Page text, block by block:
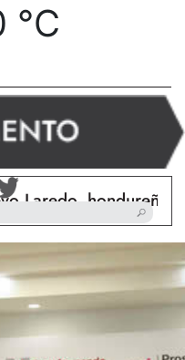
°C
hondureño muere